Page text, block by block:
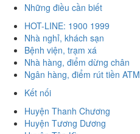
Những điều cần biết
HOT-LINE: 1900 1999
Nhà nghỉ, khách sạn
Bệnh viện, trạm xá
Nhà hàng, điểm dừng chân
Ngân hàng, điểm rút tiền ATM
Kết nối
Huyện Thanh Chương
Huyện Tương Dương